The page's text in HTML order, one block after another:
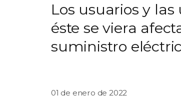
Los usuarios y
éste se viera
suministro
01 de enero de 2022